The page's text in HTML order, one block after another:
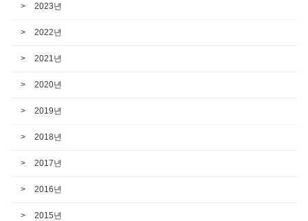
2023년
2022년
2021년
2020년
2019년
2018년
2017년
2016년
2015년